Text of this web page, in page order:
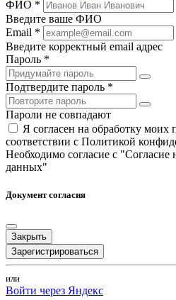
ФИО *
Введите ваше ФИО
Email *
Введите корректный email адрес
Пароль *
Подтвердите пароль *
Пароли не совпадают
Я согласен на обработку
соответствии с Политикой
Необходимо согласие с "Согласие
данных"
Документ согласия
Закрыть
Зарегистрироваться
или
Войти через Яндекс